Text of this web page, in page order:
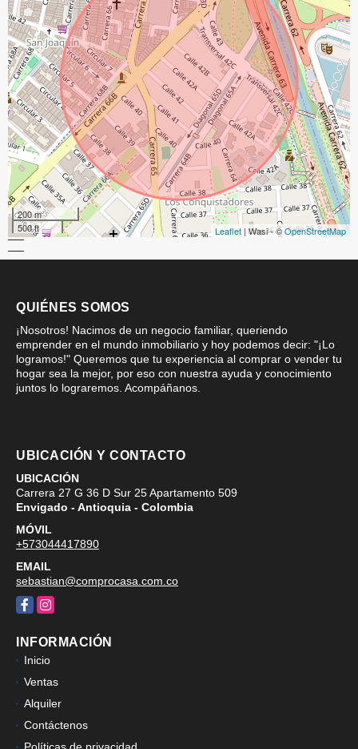
200 m
500 ft
Leaflet | Wasi - ©OpenStreetMap
QUIÉNES SOMOS
¡Nosotros! Nacimos de un negocio familiar, queriendo
emprender en el mundo inmobiliario y hoy podemos decir: "¡Lo
logramos!" Queremos que tu experiencia al comprar o vender tu
hogar sea la mejor, por eso con nuestra ayuda y conocimiento
juntos lo lograremos. Acompáñanos.
UBICACIÓN Y CONTACTO
UBICACIÓN
Carrera 27 G 36 D Sur 25 Apartamento 509
Envigado - Antioquia - Colombia
MÓVIL
+573044417890
EMAIL
sebastian@comprocasa.com.co
FacebookInstagram
INFORMACIÓN
Inicio
Ventas
Alquiler
Contáctenos